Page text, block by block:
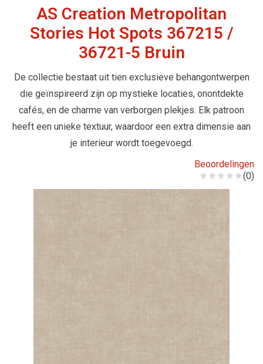
AS Creation Metropolitan
Stories Hot Spots 367215 /
36721-5 Bruin
De collectie bestaat uit tien exclusieve behangontwerpen
die geïnspireerd zijn op mystieke locaties, onontdekte
cafés, en de charme van verborgen plekjes. Elk patroon
heeft een unieke textuur, waardoor een extra dimensie aan
je interieur wordt toegevoegd.
Beoordelingen
(0)